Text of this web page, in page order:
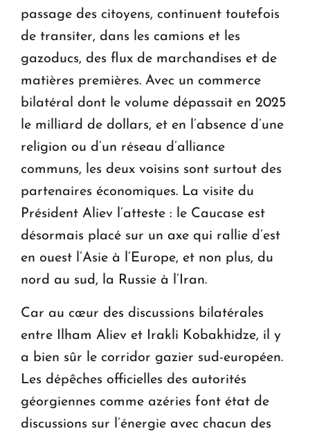
passage des citoyens, continuent toutefois
de transiter, dans les camions et les
gazoducs, des flux de marchandises et de
matières premières. Avec un commerce
bilatéral dont le volume dépassait en 2025
le milliard de dollars, et en l’absence d’une
religion ou d’un réseau d’alliance
communs, les deux voisins sont surtout des
partenaires économiques. La visite du
Président Aliev l’atteste : le Caucase est
désormais placé sur un axe qui rallie d’est
en ouest l’Asie à l’Europe, et non plus, du
nord au sud, la Russie à l’Iran.
Car au cœur des discussions bilatérales
entre Ilham Aliev et Irakli Kobakhidze, il y
a bien sûr le corridor gazier sud-européen.
Les dépêches officielles des autorités
géorgiennes comme azéries font état de
discussions sur l’énergie avec chacun des